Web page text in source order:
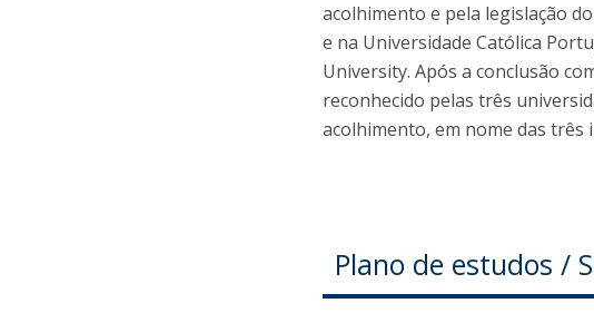
acolhimento e pela legislação
e na Universidade Católica
University. Após a conclusão
reconhecido pelas três
acolhimento, em nome das três
Plano de estudos /